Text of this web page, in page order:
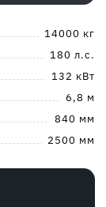
14000 кг
180 л.с.
132 кВт
6,8 м
840 мм
2500 мм